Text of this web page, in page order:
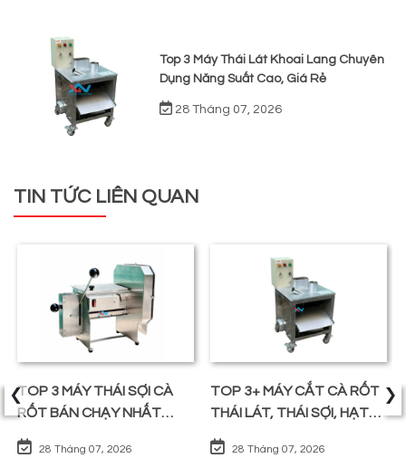
Top 3 Máy Thái Lát Khoai Lang Chuyên
Dụng Năng Suất Cao, Giá Rẻ
28 Tháng 07, 2026
TIN TỨC LIÊN QUAN
TOP 3 MÁY THÁI SỢI CÀ
RỐT BÁN CHẠY NHẤT
28 Tháng 07, 2026
TOP 3+ MÁY CẮT CÀ RỐT
THÁI LÁT, THÁI SỢI, HẠT
28 Tháng 07, 2026
‹ ›